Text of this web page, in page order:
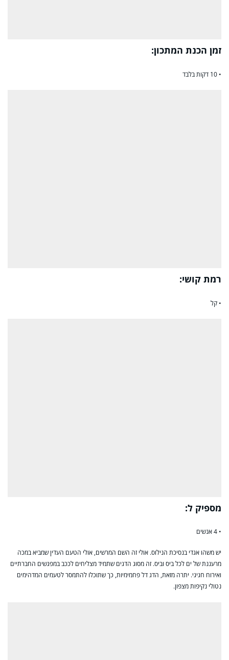
זמן הכנת המתכון:
• 10 דקות בלבד
רמת קושי:
• קל
מספיק ל:
• 4 אנשים
יש משהו אגדי בנסיכת הנילוס. אולי זה השם המרשים, אולי הטעם העדין שמביא במכה
מרעננת של ים לכל ביס וביס. זה מסוג הדגים שתמיד מצליחים לככב במפגשים החברתיים
ואירוח חגיגי. יתרה מזאת, הדג דל פחמימיות, כך שתוכלו להתמסר לטעמים המדהימים
נטולי נקיפות מצפון.